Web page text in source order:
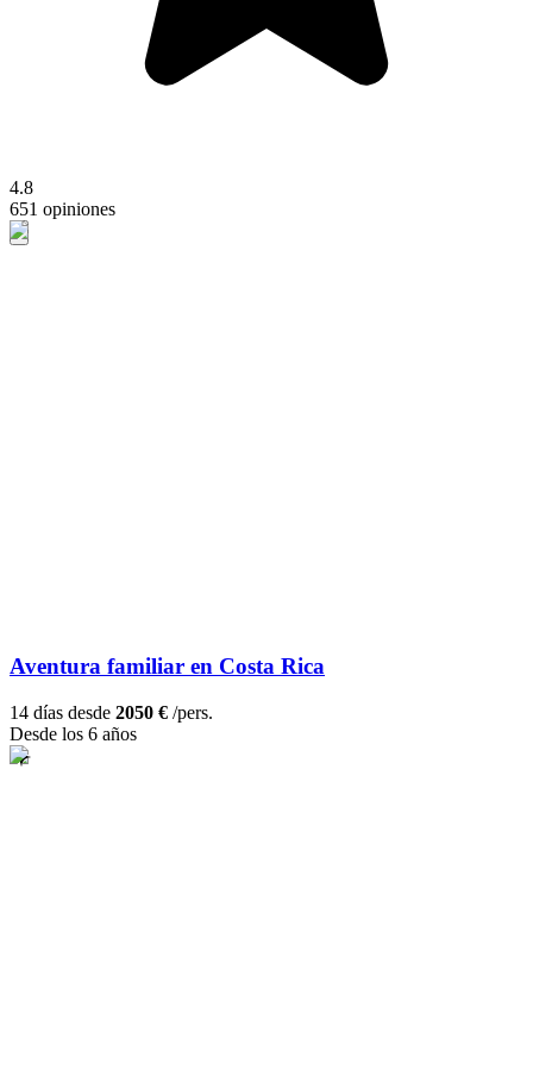
4.8
651 opiniones
Aventura familiar en Costa Rica
14 días desde 2050 € /pers.
Desde los 6 años